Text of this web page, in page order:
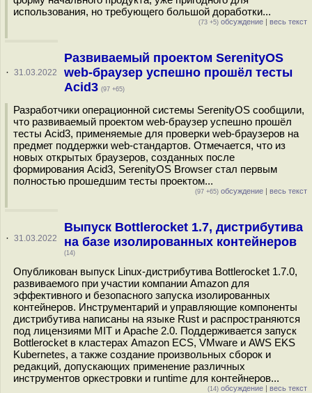
использования, но требующего большой доработки...
(73 +5) обсуждение | весь текст
· 31.03.2022
Развиваемый проектом SerenityOS
web-браузер успешно прошёл тесты
Acid3 (97 +65)
Разработчики операционной системы SerenityOS сообщили,
что развиваемый проектом web-браузер успешно прошёл
тесты Acid3, применяемые для проверки web-браузеров на
предмет поддержки web-стандартов. Отмечается, что из
новых открытых браузеров, созданных после
формирования Acid3, SerenityOS Browser стал первым
полностью прошедшим тесты проектом...
(97 +65) обсуждение | весь текст
· 31.03.2022
Выпуск Bottlerocket 1.7, дистрибутива
на базе изолированных контейнеров
(14)
Опубликован выпуск Linux-дистрибутива Bottlerocket 1.7.0,
развиваемого при участии компании Amazon для
эффективного и безопасного запуска изолированных
контейнеров. Инструментарий и управляющие компоненты
дистрибутива написаны на языке Rust и распространяются
под лицензиями MIT и Apache 2.0. Поддерживается запуск
Bottlerocket в кластерах Amazon ECS, VMware и AWS EKS
Kubernetes, а также создание произвольных сборок и
редакций, допускающих применение различных
инструментов оркестровки и runtime для контейнеров...
(14) обсуждение | весь текст